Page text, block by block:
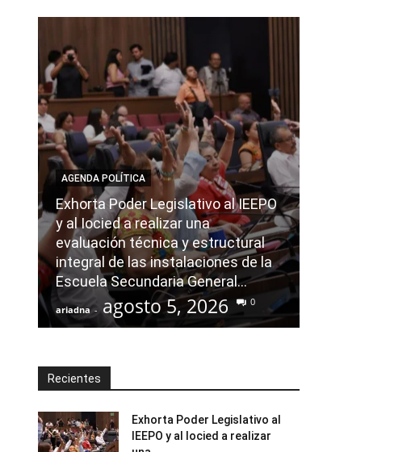
AGENDA POLÍTICA
Exhorta Poder Legislativo al IEEPO
y al Iocied a realizar una
evaluación técnica y estructural
integral de las instalaciones de la
Escuela Secundaria General...
ariadna - agosto 5, 2026 0
Recientes
Exhorta Poder Legislativo al
IEEPO y al Iocied a realizar